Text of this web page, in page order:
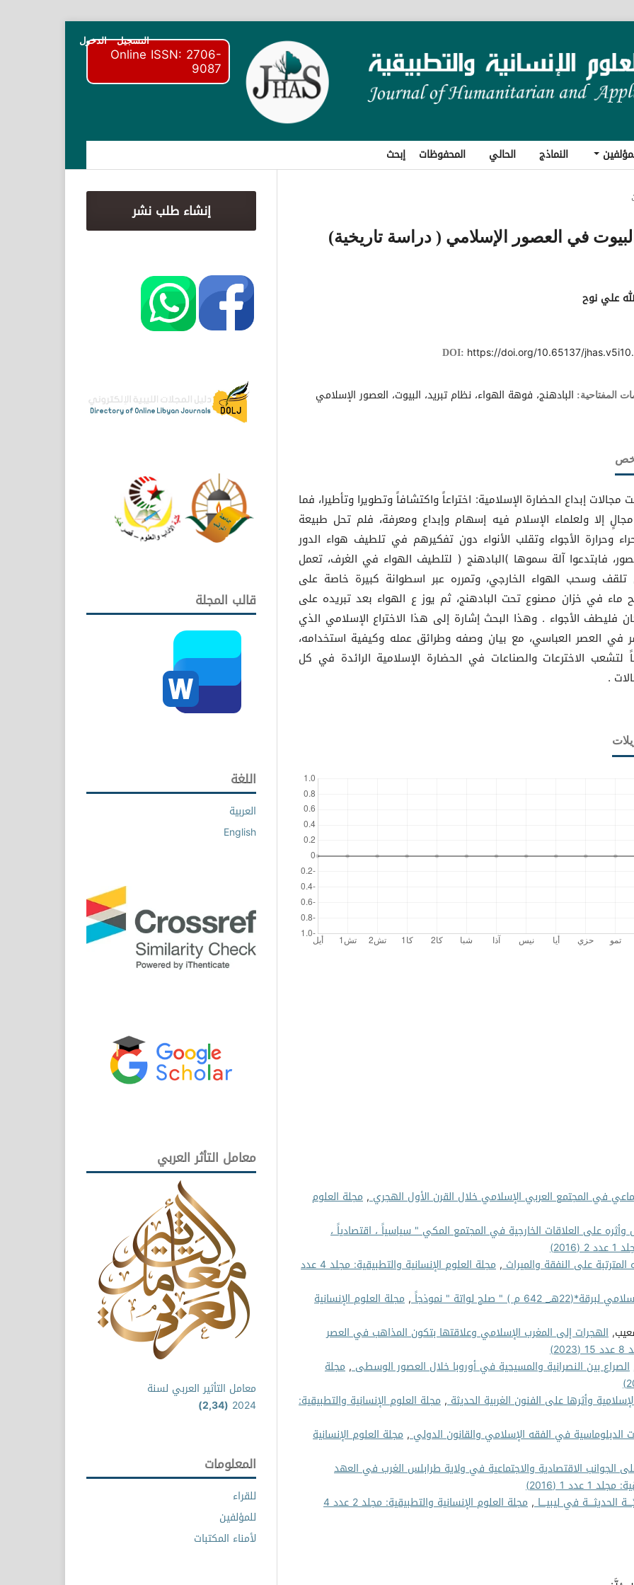
Online ISSN: 2706-
9087
النماذج الحالي المحفوظات إبحث
التسجيل الدخول
البيوت في العصور الإسلامي ( دراسة تاريخية)
علي نوح
DOI: https://doi.org/10.65137/
المفتاحية: البادهنج، فوهة الهواء، نظام تبريد، البيوت، العصور الإسلامي
مجالات إبداع الحضارة الإسلامية: اختراعاً واكتشافاً وتطويرا وتأطيرا، فما
إلا ولعلماء الإسلام فيه إسهام وإبداع ومعرفة، فلم تحل طبيعة
وحرارة الأجواء وتقلب الأنواء دون تفكيرهم في تلطيف هواء الدور
فابتدعوا آلة سموها )البادهنج ( لتلطيف الهواء في الغرف، تعمل
وسحب الهواء الخارجي، وتمرره عبر اسطوانة كبيرة خاصة على
في خزان مصنوع تحت البادهنج، ثم يوز ع الهواء بعد تبريده على
فليطف الأجواء . وهذا البحث إشارة إلى هذا الاختراع الإسلامي الذي
في العصر العباسي، مع بيان وصفه وطرائق عمله وكيفية استخدامه،
لتشعب الاخترعات والصناعات في الحضارة الإسلامية الرائدة في كل
.
في المجتمع العربي الإسلامي خلال القرن الأول الهجري, مجلة العلوم
على العلاقات الخارجية في المجتمع المكي " سياسياً ، اقتصادياً ،
المترتبة على النفقة والميراث,
مجلة العلوم الإنسانية والتطبيقية: مجلد 4 عدد
م ) " صلح لواتة " نموذجاً , مجلة العلوم الإنسانية
الهجرات إلى المغرب الإسلامي وعلاقتها بتكون المذاهب في العصر
الصراع بين النصرانية والمسيحية في أوروبا خلال العصور الوسطى, مجلة
وأثرها على الفنون الغربية الحديثة, مجلة العلوم الإنسانية والتطبيقية:
الدبلوماسية في الفقه الإسلامي والقانون الدولي, مجلة العلوم الإنسانية
على الجوانب الاقتصادية والاجتماعية في ولاية طرابلس الغرب في العهد
عدد 1 (2016)
الحديثــــة في ليبيــــا,
مجلة العلوم الإنسانية والتطبيقية: مجلد 2 عدد 4
إنشاء طلب نشر
قالب المجلة
اللغة
العربية
English
معامل التأثر العربي
معامل التأثير العربي لسنة
2024
(2,34)
المعلومات
للقراء
للمؤلفين
لأمناء المكتبات